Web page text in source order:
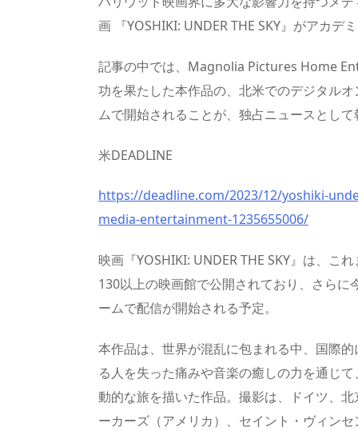
画 『YOSHIKI: UNDER THE SKY』がアカデ
記事の中では、Magnolia Pictures Home
功を果たした本作品の、北米でのデジタル
ムで開始されることが、独占ニュースとして
米DEADLINE
https://deadline.com/2023/12/yoshiki-
media-entertainment-1235655006/
映画『YOSHIKI: UNDER THE SKY』は、こ
130以上の映画館で公開されており、さら
ームで配信が開始される予定。
本作品は、世界が混乱に包まれる中、国際
る人を失った痛みや音楽の癒しの力を通じ
動的な旅を描いた作品。撮影は、ドイツ、
ーカーズ（アメリカ）、セイント・ヴィン